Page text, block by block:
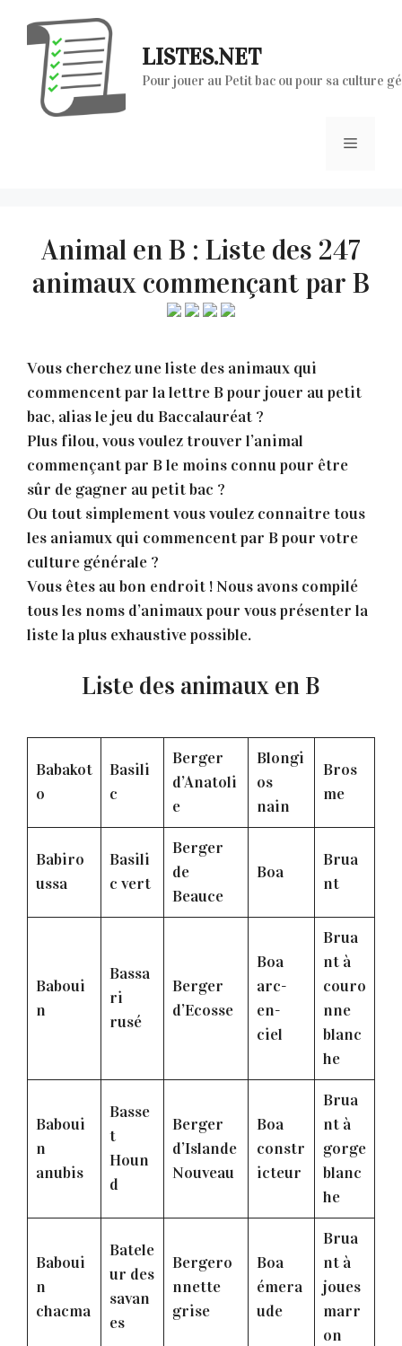
contenu
LISTES.NET
Pour jouer au Petit bac ou pour sa culture
Menu
Animal en B : Liste des 247
animaux commençant par B
Vous cherchez une liste des animaux qui
commencent par la lettre B pour jouer au petit
bac, alias le jeu du Baccalauréat ?
Plus filou, vous voulez trouver l’animal
commençant par B le moins connu pour être
sûr de gagner au petit bac ?
Ou tout simplement vous voulez connaitre tous
les aniamux qui commencent par B pour votre
culture générale ?
Vous êtes au bon endroit ! Nous avons compilé
tous les noms d’animaux pour vous présenter la
liste la plus exhaustive possible.
Liste des animaux en B
Babakot
o
Basili
c
Berger
d’Anatoli
e
Blongi
os
nain
Bros
me
Babiro
ussa
Basili
c vert
Berger
de
Beauce
Boa
Brua
nt
Baboui
n
Bassa
ri
rusé
Berger
d’Ecosse
Boa
arc-
en-
ciel
Brua
nt à
couro
nne
blanc
he
Baboui
n
anubis
Basse
t
Houn
d
Berger
d’Islande
Nouveau
Boa
constr
icteur
Brua
nt à
gorge
blanc
he
Baboui
n
chacma
Batele
ur des
savan
es
Bergero
nnette
grise
Boa
émera
ude
Brua
nt à
joues
marr
on